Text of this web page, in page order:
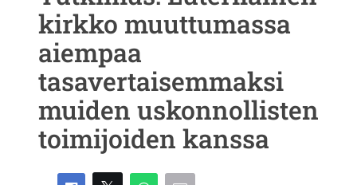
kirkko muuttumassa
aiempaa
tasavertaisemmaksi
muiden uskonnollisten
toimijoiden kanssa